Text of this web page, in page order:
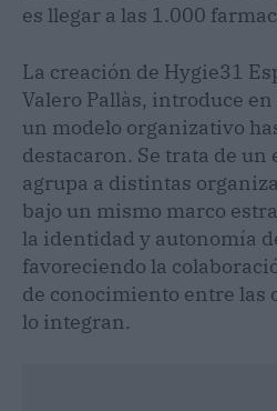
es llegar a las 1.000
La creación de Hygie31
Valero Pallàs, introduce
un modelo organizativo
destacaron. Se trata de un
agrupa a distintas
bajo un mismo marco
la identidad y autonomía
favoreciendo la
de conocimiento entre las
lo integran.